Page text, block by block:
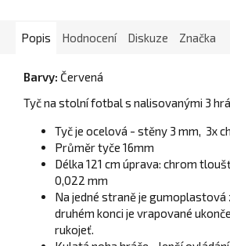
Popis Hodnocení Diskuze Značka
Barvy: Červená
Tyč na stolní fotbal s nalisovanými 3
Tyč je ocelová - stěny 3 mm, 3x
Průměr tyče 16mm
Délka 121 cm úprava: chrom
0,022 mm
Na jedné straně je gumoplastová
druhém konci je vrapované
rukojeť.